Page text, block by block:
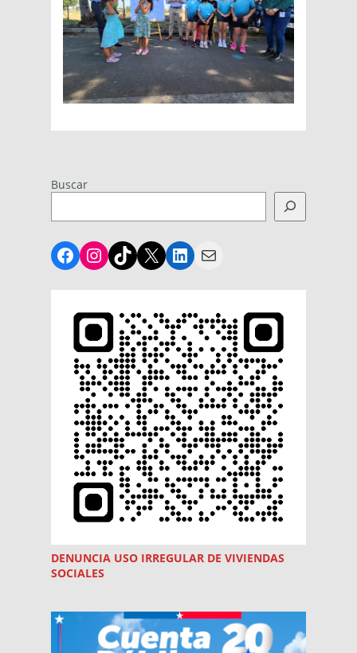
Buscar
Facebook
Instagram
TikTok
X LinkedIn
Mail
DENUNCIA USO IRREGULAR DE VIVIENDAS
SOCIALES